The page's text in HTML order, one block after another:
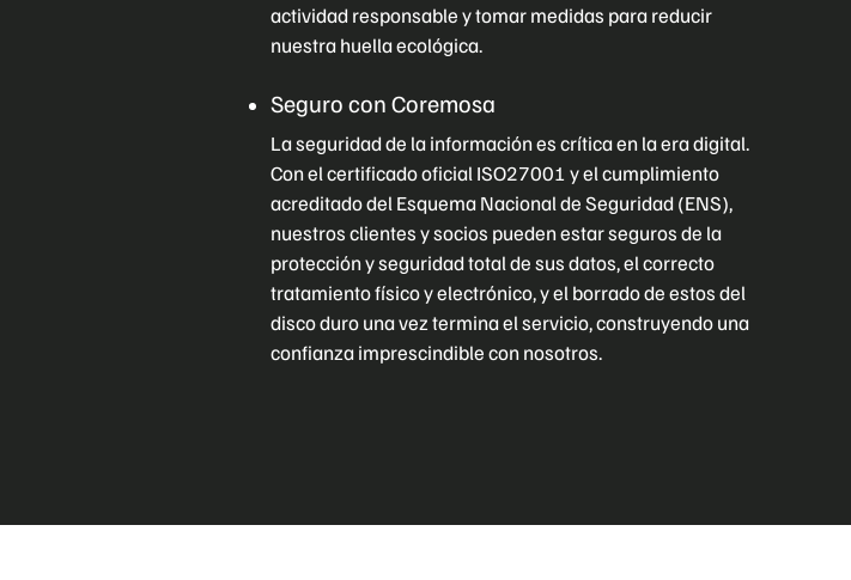
actividad responsable y tomar medidas para reducir
nuestra huella ecológica.
Seguro con Coremosa
La seguridad de la información es crítica en la era digital.
Con el certificado oficial ISO27001 y el cumplimiento
acreditado del Esquema Nacional de Seguridad (ENS),
nuestros clientes y socios pueden estar seguros de la
protección y seguridad total de sus datos, el correcto
tratamiento físico y electrónico, y el borrado de estos del
disco duro una vez termina el servicio, construyendo una
confianza imprescindible con nosotros.